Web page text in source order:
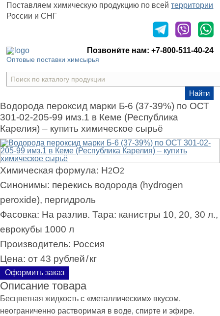
Поставляем химическую продукцию по всейтерритории
России и СНГ
Оптовые поставки химсырья
Позвони́те нам: +7-800-511-40-24
Найти
Водорода пероксид марки Б-6 (37-39%) по ОСТ
301-02-205-99 имз.1 в Кеме (Республика
Карелия) – купить химическое сырьё
Химическая формула: H2O2
Синонимы: перекись водорода (hydrogen
peroxide), пергидроль
Фасовка: На разлив. Тара: канистры 10, 20, 30 л.,
еврокубы 1000 л
Производитель: Россия
Цена: от 43 рублей/кг
Оформить заказ
Описание товара
Бесцветная жидкость с «металлическим» вкусом,
неограниченно растворимая в воде, спирте и эфире.